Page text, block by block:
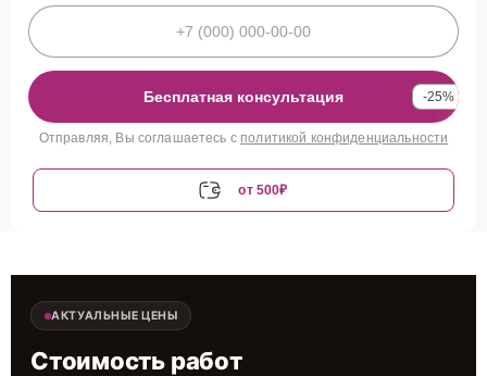
Бесплатная консультация -25%
Отправляя, Вы соглашаетесь с политикой конфиденциальности
от 500₽
АКТУАЛЬНЫЕ ЦЕНЫ
Стоимость работ